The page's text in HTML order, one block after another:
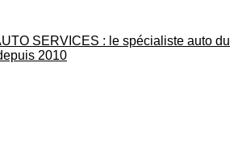
SERVICES : le spécialiste auto du
2010